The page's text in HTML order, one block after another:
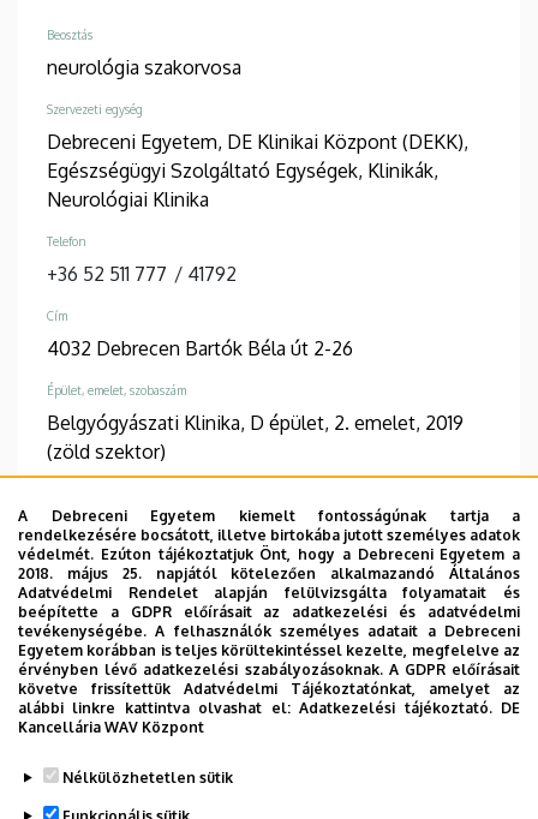
A Debreceni Egyetem kiemelt fontosságúnak tartja a
rendelkezésére bocsátott, illetve birtokába jutott személyes adatok
védelmét. Ezúton tájékoztatjuk Önt, hogy a Debreceni Egyetem a
2018. május 25. napjától kötelezően alkalmazandó Általános
Adatvédelmi Rendelet alapján felülvizsgálta folyamatait és
beépítette a GDPR előírásait az adatkezelési és adatvédelmi
tevékenységébe. A felhasználók személyes adatait a Debreceni
Egyetem korábban is teljes körültekintéssel kezelte, megfelelve az
érvényben lévő adatkezelési szabályozásoknak. A GDPR előírásait
követve frissítettük Adatvédelmi Tájékoztatónkat, amelyet az
alábbi linkre kattintva olvashat el:Adatkezelési tájékoztató. DE
Kancellária WAV Központ
Nélkülözhetetlen sütik
Beosztás
neurológia szakorvosa
Szervezeti egység
Debreceni Egyetem, DE Klinikai Központ (DEKK),
Egészségügyi Szolgáltató Egységek, Klinikák,
Neurológiai Klinika
Telefon
+36 52 511 777 / 41792
Cím
4032 Debrecen Bartók Béla út 2-26
Épület, emelet, szobaszám
Belgyógyászati Klinika, D épület, 2. emelet, 2019
(zöld szektor)
Információk
Végzettség
általános orvos
Szakvizsga
neurológia
Beszélt nyelvek
angol